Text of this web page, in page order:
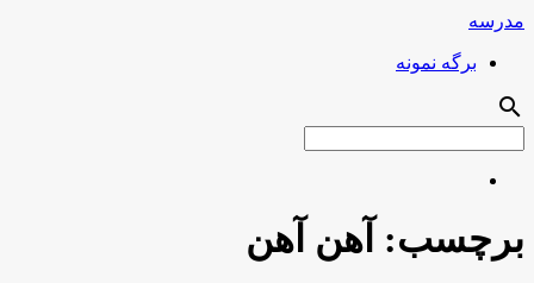
مدرسه
برگه نمونه
search
برچسب: آهن آهن